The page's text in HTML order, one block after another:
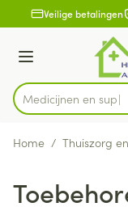
Ga naar de inhoud
1 van 1Veilige betalingen
Menu
Product, merk,
Home / Thuiszorg